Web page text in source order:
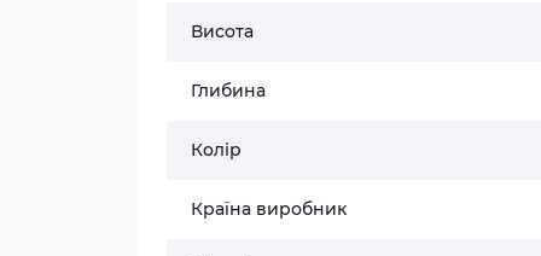
Висота
Глибина
Колір
Країна виробник